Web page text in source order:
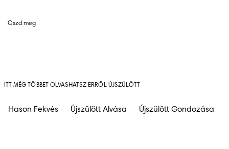
Oszd meg
ITT MÉG TÖBBET OLVASHATSZ ERRŐL ÚJSZÜLÖTT
Hason Fekvés Újszülött Alvása Újszülött Gondozása